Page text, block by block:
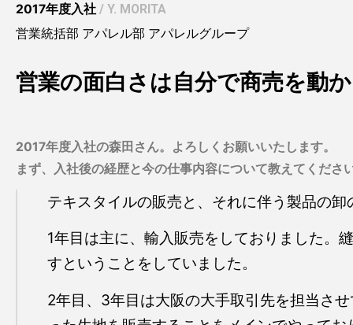
2017年度入社 / Y. MORITA
営業統括部 アパレル部 アパレルグループ
営業の面白さは自分で商売を動
2017年度入社の森田さん。よろしくお願いいたします。
まず、入社後の経歴と今の仕事内容について教えてくださ
テキスタイルの販売と、それに伴う製品の
1年目は主に、輸入販売をしておりました。
すということをしていました。
2年目、3年目は大阪の大手取引先を担当さ